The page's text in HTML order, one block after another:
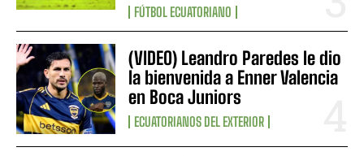
FÚTBOL ECUATORIANO
(VIDEO) Leandro Paredes le dio
la bienvenida a Enner Valencia
en Boca Juniors
ECUATORIANOS DEL EXTERIOR